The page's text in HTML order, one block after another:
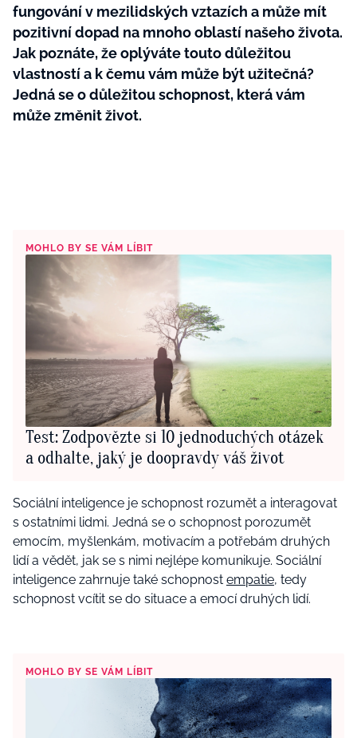
fungování v mezilidských vztazích a může mít
pozitivní dopad na mnoho oblastí našeho života.
Jak poznáte, že oplýváte touto důležitou
vlastností a k čemu vám může být užitečná?
Jedná se o důležitou schopnost, která vám
může změnit život.
MOHLO BY SE VÁM LÍBIT
Test: Zodpovězte si 10 jednoduchých otázek
a odhalte, jaký je doopravdy váš život
Sociální inteligence je schopnost rozumět a interagovat
s ostatními lidmi. Jedná se o schopnost porozumět
emocím, myšlenkám, motivacím a potřebám druhých
lidí a vědět, jak se s nimi nejlépe komunikuje. Sociální
inteligence zahrnuje také schopnost empatie, tedy
schopnost vcítit se do situace a emocí druhých lidí.
MOHLO BY SE VÁM LÍBIT